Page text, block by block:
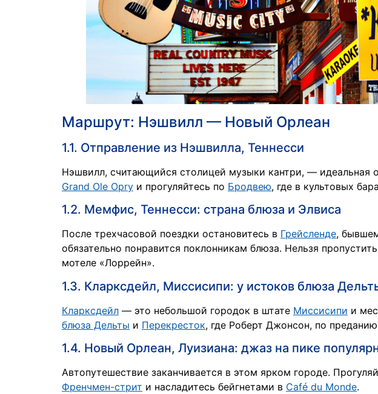
Маршрут: Нэшвилл — Новый Орлеан
1.1. Отправление из Нэшвилла, Теннесси
Нэшвилл, считающийся столицей музыки кантри, — идеальная
Grand Ole Opry и прогуляйтесь по Бродвею, где в культовых
1.2. Мемфис, Теннесси: страна блюза и Элвиса
После трехчасовой поездки остановитесь в Грейсленде,
обязательно понравится поклонникам блюза. Нельзя
мотеле «Лоррейн».
1.3. Кларксдейл, Миссисипи: у истоков блюза
Кларксдейл — это небольшой городок в штате Миссисипи и
блюза Дельты и Перекресток, где Роберт Джонсон, по
1.4. Новый Орлеан, Луизиана: джаз на пике
Автопутешествие заканчивается в этом ярком городе.
Френчмен-стрит и насладитесь бейгнетами в Café du Monde.